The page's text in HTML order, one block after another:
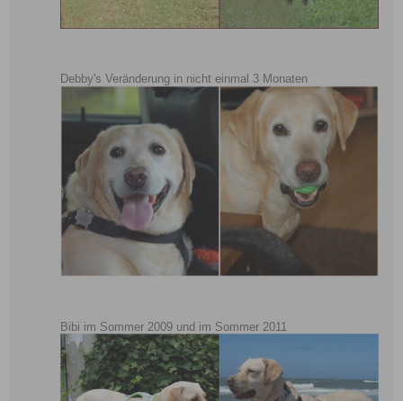
Debby's Veränderung in nicht einmal 3 Monaten
Bibi im Sommer 2009 und im Sommer 2011